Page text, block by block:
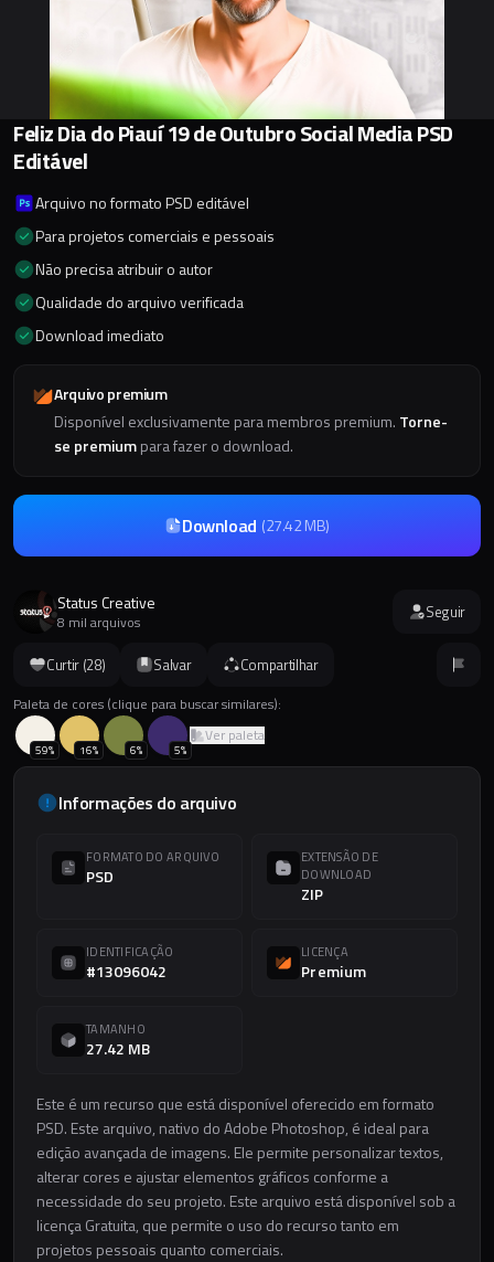
Curtir (28) Salvar Compartilhar
Paleta de cores (clique para buscar similares):
59% 16% 6% 5%
Ver paleta
Informações do arquivo
FORMATO DO ARQUIVO
PSD
EXTENSÃO DE
DOWNLOAD
ZIP
IDENTIFICAÇÃO
#13096042
LICENÇA
Premium
TAMANHO
27.42 MB
Este é um recurso que está disponível oferecido em formato
PSD. Este arquivo, nativo do Adobe Photoshop, é ideal para
edição avançada de imagens. Ele permite personalizar textos,
alterar cores e ajustar elementos gráficos conforme a
necessidade do seu projeto. Este arquivo está disponível sob a
licença Gratuita, que permite o uso do recurso tanto em
projetos pessoais quanto comerciais.
Feliz Dia do Piauí 19 de Outubro Social Media PSD
Editável
Arquivo no formato PSD editável
Para projetos comerciais e pessoais
Não precisa atribuir o autor
Qualidade do arquivo verificada
Download imediato
Arquivo premium
Disponível exclusivamente para membros premium. Torne-
se premiumpara fazer o download.
Download (27.42 MB)
Status Creative
8 mil arquivos Seguir